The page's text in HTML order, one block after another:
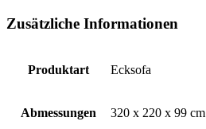
Zusätzliche Informationen
Produktart Ecksofa
Abmessungen 320 x 220 x 99 cm